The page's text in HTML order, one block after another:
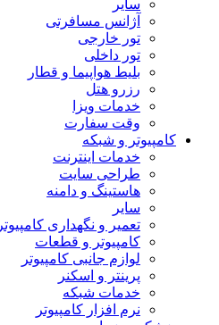
سایر
آژانس مسافرتی
تور خارجی
تور داخلی
بلیط هواپیما و قطار
رزرو هتل
خدمات ویزا
وقت سفارت
کامپیوتر و شبکه
خدمات اینترنت
طراحی سایت
هاستینگ و دامنه
سایر
تعمیر و نگهداری کامپیوتر
کامپیوتر و قطعات
لوازم جانبی کامپیوتر
پرینتر و اسکنر
خدمات شبکه
نرم افزار کامپیوتر